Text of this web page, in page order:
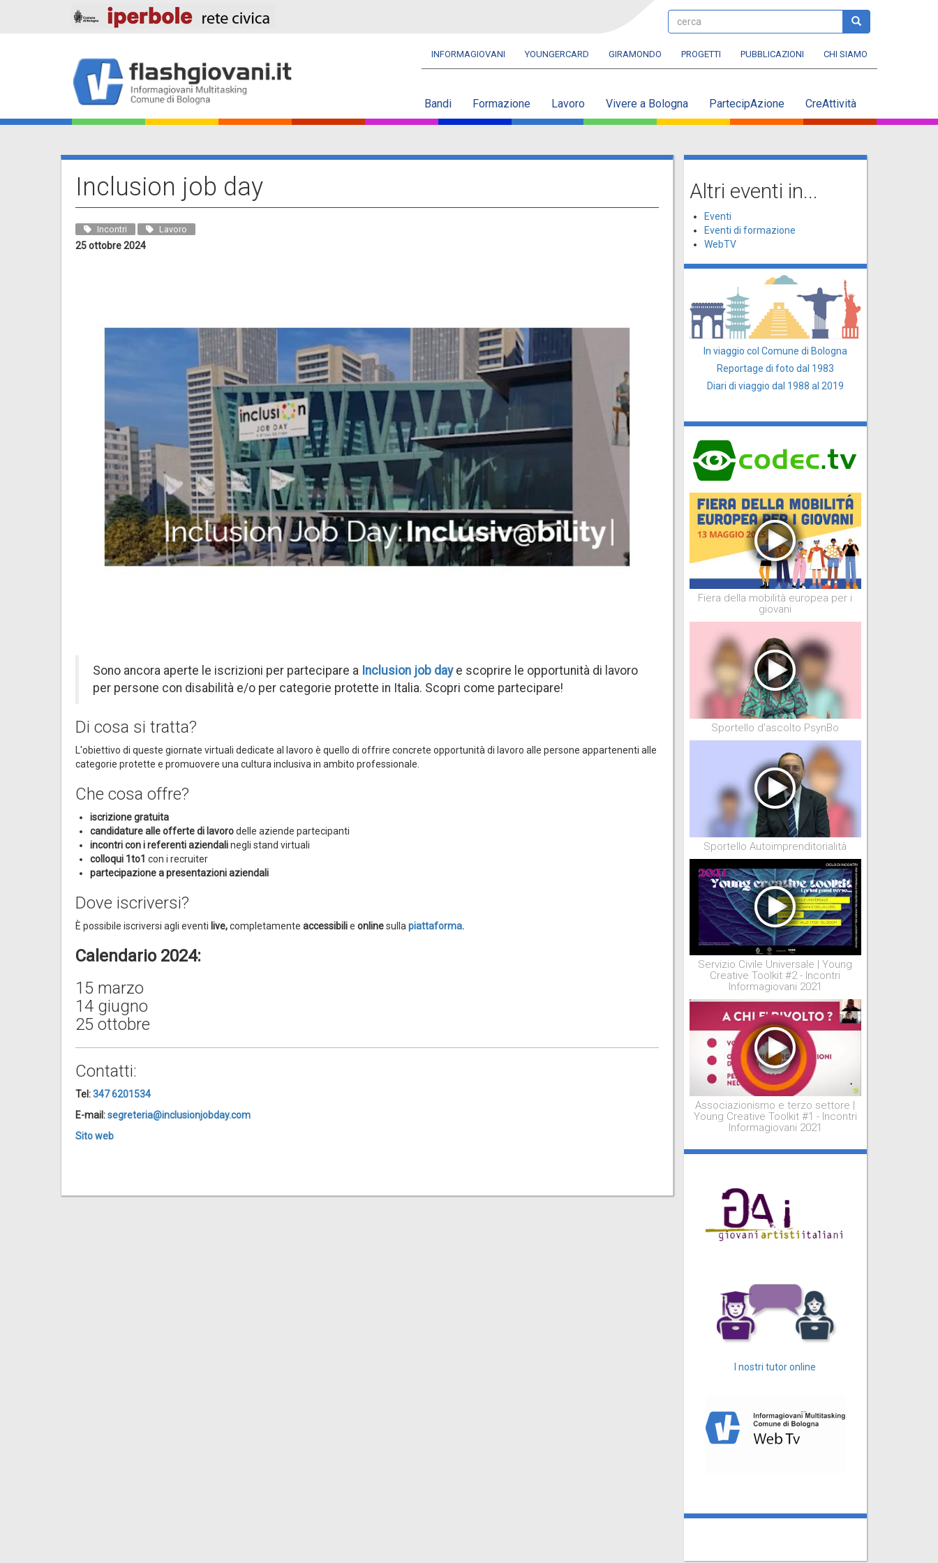
cerca cerca
Navbar
INFORMAGIOVANI YOUNGERCARD GIRAMONDO PROGETTI PUBBLICAZIONI CHI SIAMO
Main
navigation
Bandi Formazione Lavoro Vivere a Bologna PartecipAzione CreAttività
Inclusion job day
Incontri Lavoro
25 ottobre 2024
Sono ancora aperte le iscrizioni per partecipare a Inclusion job daye scoprire le opportunità di lavoro
per persone con disabilità e/o per categorie protette in Italia. Scopri come partecipare!
Di cosa si tratta?
L'obiettivo di queste giornate virtuali dedicate al lavoro è quello di offrire concrete opportunità di lavoro alle persone appartenenti alle
categorie protette e promuovere una cultura inclusiva in ambito professionale.
Che cosa offre?
iscrizione gratuita
candidature alle offerte di lavorodelle aziende partecipanti
incontri con i referenti aziendalinegli stand virtuali
colloqui 1to1 con i recruiter
partecipazione a presentazioni aziendali
Dove iscriversi?
È possibile iscriversi agli eventi live,completamente accessibilie onlinesulla piattaforma.
Calendario 2024:
15 marzo
14 giugno
25 ottobre
Contatti:
Tel:347 6201534
E-mail:segreteria@inclusionjobday.com
Sito web
Altri eventi in...
Eventi
Eventi di formazione
WebTV
In viaggio col Comune di Bologna
Reportage di foto dal 1983
Diari di viaggio dal 1988 al 2019
Fiera della mobilità europea per i
giovani
Sportello d'ascolto PsynBo
Sportello Autoimprenditorialità
Servizio Civile Universale | Young
Creative Toolkit #2 - Incontri
Informagiovani 2021
Associazionismo e terzo settore |
Young Creative Toolkit #1 - Incontri
Informagiovani 2021
I nostri tutor online